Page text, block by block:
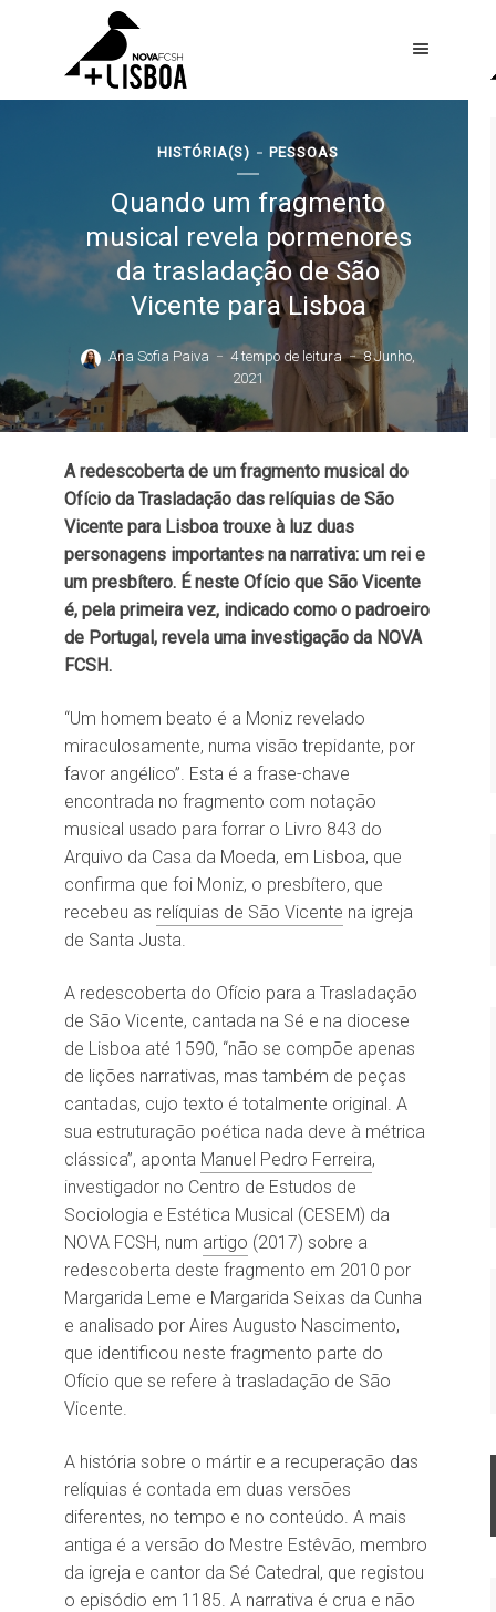
HISTÓRIA(S) PESSOAS
Quando um fragmento
musical revela pormenores
da trasladação de São
Vicente para Lisboa
Ana Sofia Paiva 4 tempo de leitura
8 Junho,
2021
A redescoberta de um fragmento musical do
Ofício da Trasladação das relíquias de São
Vicente para Lisboa trouxe à luz duas
personagens importantes na narrativa: um rei e
um presbítero. É neste Ofício que São Vicente
é, pela primeira vez, indicado como o padroeiro
de Portugal, revela uma investigação da NOVA
FCSH.
“Um homem beato é a Moniz revelado
miraculosamente, numa visão trepidante, por
favor angélico”. Esta é a frase-chave
encontrada no fragmento com notação
musical usado para forrar o Livro 843 do
Arquivo da Casa da Moeda, em Lisboa, que
confirma que foi Moniz, o presbítero, que
recebeu as relíquias de São Vicente na igreja
de Santa Justa.
A redescoberta do Ofício para a Trasladação
de São Vicente, cantada na Sé e na diocese
de Lisboa até 1590, “não se compõe apenas
de lições narrativas, mas também de peças
cantadas, cujo texto é totalmente original. A
sua estruturação poética nada deve à métrica
clássica”, aponta Manuel Pedro Ferreira,
investigador no Centro de Estudos de
Sociologia e Estética Musical (CESEM) da
NOVA FCSH, num artigo (2017) sobre a
redescoberta deste fragmento em 2010 por
Margarida Leme e Margarida Seixas da Cunha
e analisado por Aires Augusto Nascimento,
que identificou neste fragmento parte do
Ofício que se refere à trasladação de São
Vicente.
A história sobre o mártir e a recuperação das
relíquias é contada em duas versões
diferentes, no tempo e no conteúdo. A mais
antiga é a versão do Mestre Estêvão, membro
da igreja e cantor da Sé Catedral, que registou
o episódio em 1185. A narrativa é crua e não